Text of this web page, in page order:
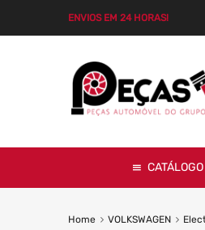
ENVIOS EM 24 HORAS!
Home VOLKSWAGEN